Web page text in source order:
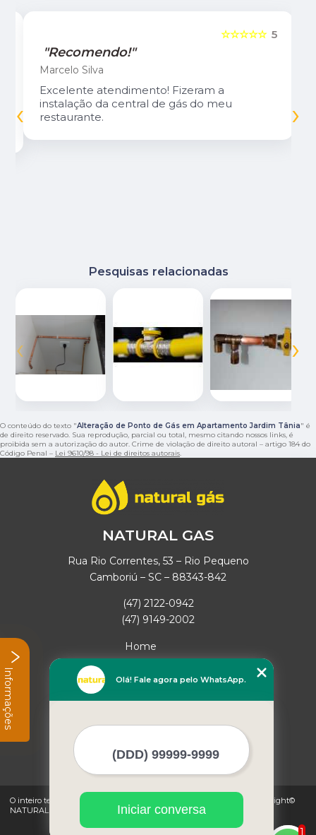
5
☆☆☆☆☆
"Recomendo!"
Marcelo Silva
Excelente atendimento! Fizeram a
instalação da central de gás do meu
restaurante.
‹ ›
Pesquisas relacionadas
‹ ›
O conteúdo do texto "Alteração de Ponto de Gás em Apartamento Jardim Tânia" é
de direito reservado. Sua reprodução, parcial ou total, mesmo citando nossos links, é
proibida sem a autorização do autor. Crime de violação de direito autoral – artigo 184 do
Código Penal – Lei 9610/98 - Lei de direitos autorais.
NATURAL GAS
Rua Rio Correntes, 53 – Rio Pequeno
Camboriú – SC – 88343-842
(47) 2122-0942
(47) 9149-2002
Home
Missão
Mapa do site
O inteiro teor deste site está sujeito à proteção de direitos autorais. Copyright©
NATURAL GAS (Lei 9610 de 19/02/1998)
1
Olá! Fale agora pelo WhatsApp.
Iniciar conversa
Informações